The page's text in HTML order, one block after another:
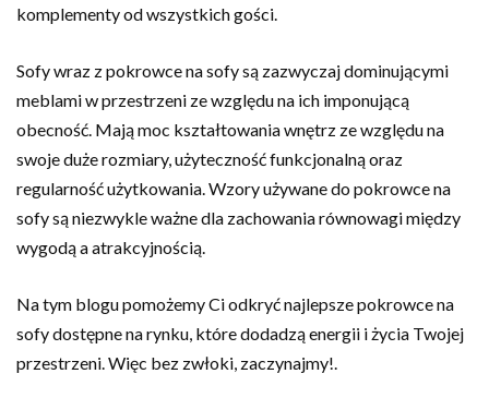
komplementy od wszystkich gości.
Sofy wraz z pokrowce na sofy są zazwyczaj dominującymi
meblami w przestrzeni ze względu na ich imponującą
obecność. Mają moc kształtowania wnętrz ze względu na
swoje duże rozmiary, użyteczność funkcjonalną oraz
regularność użytkowania. Wzory używane do pokrowce na
sofy są niezwykle ważne dla zachowania równowagi między
wygodą a atrakcyjnością.
Na tym blogu pomożemy Ci odkryć najlepsze pokrowce na
sofy dostępne na rynku, które dodadzą energii i życia Twojej
przestrzeni. Więc bez zwłoki, zaczynajmy!.